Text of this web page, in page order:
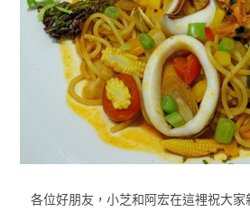
各位好朋友，小芝和阿宏在這裡祝大家